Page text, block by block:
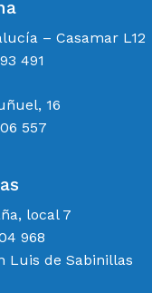
– Casamar L12
491
16
557
local 7
968
Luis de Sabinillas